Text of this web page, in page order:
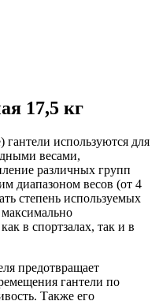
17,5 кг
используются для
весами,
различных групп
диапазоном весов (от 4
степень используемых
в спортзалах, так и в
предотвращает
гантели по
Также его